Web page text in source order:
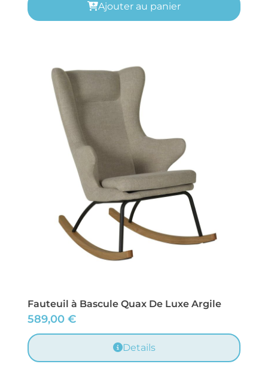
Ajouter au panier
Fauteuil à Bascule Quax De Luxe Argile
589,00 €
Details